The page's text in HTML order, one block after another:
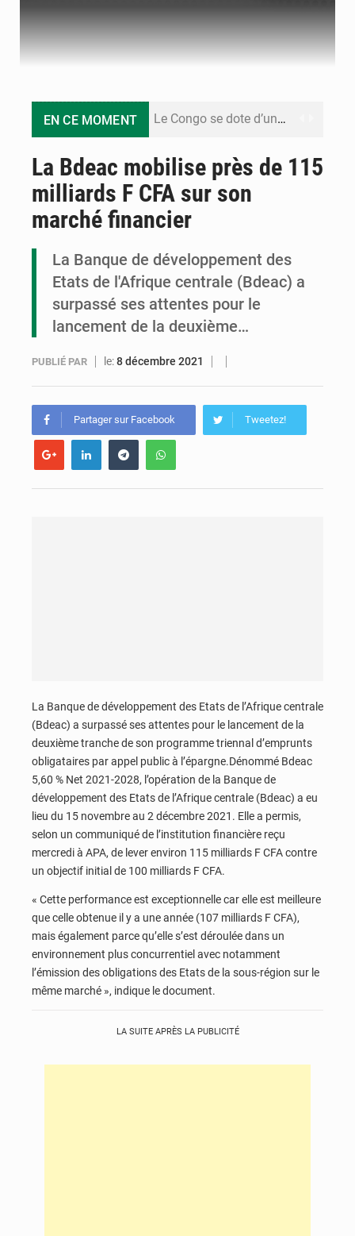
EN CE MOMENT Le Congo se dote d’un programme national pour valoriser les produits forestiers non ligneux
Compétitions africaines : la CAF ferme la porte à l’AC Léopards et à l’AS Otohô
La Bdeac mobilise près de 115
milliards F CFA sur son
marché financier
La Banque de développement des
Etats de l'Afrique centrale (Bdeac) a
surpassé ses attentes pour le
lancement de la deuxième…
PUBLIÉ PAR le:8 décembre 2021
Partager sur Facebook Tweetez!
La Banque de développement des Etats de l’Afrique centrale
(Bdeac) a surpassé ses attentes pour le lancement de la
deuxième tranche de son programme triennal d’emprunts
obligataires par appel public à l’épargne.Dénommé Bdeac
5,60 % Net 2021-2028, l’opération de la Banque de
développement des Etats de l’Afrique centrale (Bdeac) a eu
lieu du 15 novembre au 2 décembre 2021. Elle a permis,
selon un communiqué de l’institution financière reçu
mercredi à APA, de lever environ 115 milliards F CFA contre
un objectif initial de 100 milliards F CFA.
« Cette performance est exceptionnelle car elle est meilleure
que celle obtenue il y a une année (107 milliards F CFA),
mais également parce qu’elle s’est déroulée dans un
environnement plus concurrentiel avec notamment
l’émission des obligations des Etats de la sous-région sur le
même marché », indique le document.
LA SUITE APRÈS LA PUBLICITÉ